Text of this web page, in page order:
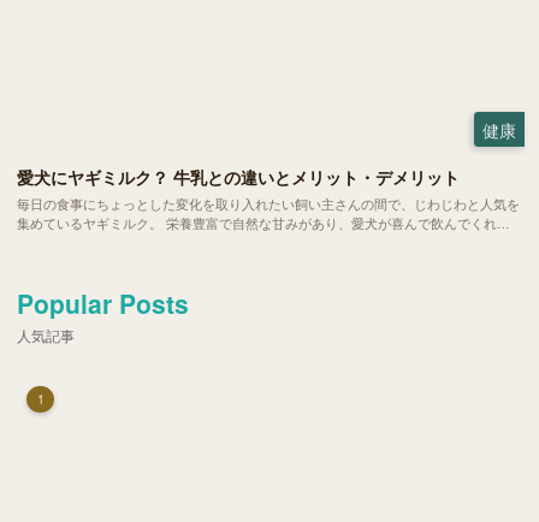
健康
愛犬にヤギミルク？ 牛乳との違いとメリット・デメリット
毎日の食事にちょっとした変化を取り入れたい飼い主さんの間で、じわじわと人気を
集めているヤギミルク。 栄養豊富で自然な甘みがあり、愛犬が喜んで飲んでくれる
Popular Posts
人気記事
1